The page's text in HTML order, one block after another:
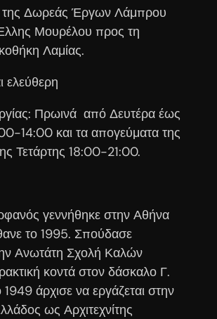
της Δωρεάς Έργων Λάμπρου
Μουρέλου προς τη
Λαμίας.
ελεύθερη
Πρωινά από Δευτέρα έως
14:00 και τα απογεύματα της
Τετάρτης 18:00-21:00.
γεννήθηκε στην Αθήνα
το 1995. Σπούδασε
Ανωτάτη Σχολή Καλών
κοντά στον δάσκαλο Γ.
άρχισε να εργάζεται στην
ως Αρχιτεχνίτης